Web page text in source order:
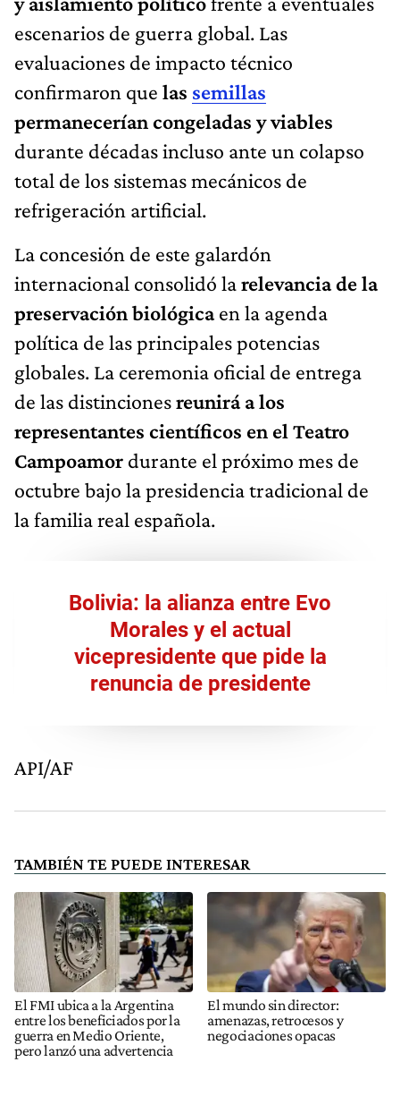
escenarios de guerra global. Las
evaluaciones de impacto técnico
confirmaron que las semillas
permanecerían congeladas y viables
durante décadas incluso ante un colapso
total de los sistemas mecánicos de
refrigeración artificial.
La concesión de este galardón
internacional consolidó larelevancia de la
preservación biológicaen la agenda
política de las principales potencias
globales. La ceremonia oficial de entrega
de las distincionesreunirá a los
representantes científicos en el Teatro
Campoamor durante el próximo mes de
octubre bajo la presidencia tradicional de
la familia real española.
Bolivia: la alianza entre Evo
Morales y el actual
vicepresidente que pide la
renuncia de presidente
API/AF
TAMBIÉN TE PUEDE INTERESAR
El FMI ubica a la Argentina
entre los beneficiados por la
guerra en Medio Oriente,
pero lanzó una advertencia
El mundo sin director:
amenazas, retrocesos y
negociaciones opacas